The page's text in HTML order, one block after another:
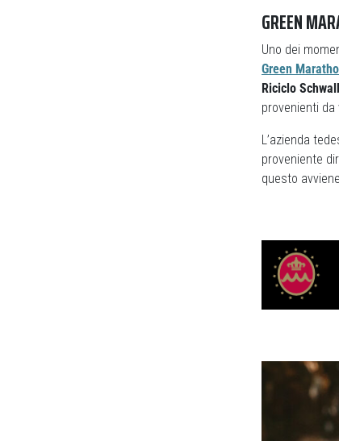
GREEN
Uno dei
Green
Riciclo
provenienti da
L’azienda
proveniente
questo